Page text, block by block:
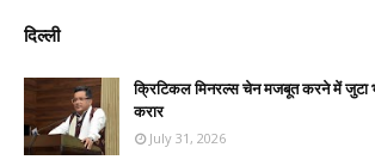
दिल्ली
क्रिटिकल मिनरल्स चेन मजबूत करने में जुटा
करार
July 31, 2026